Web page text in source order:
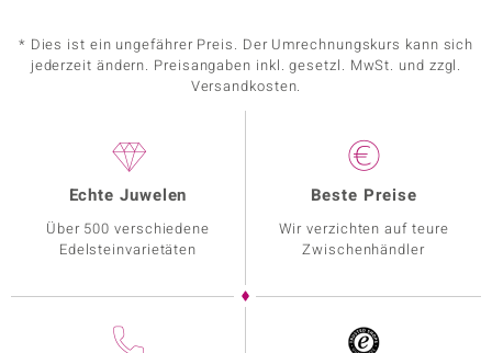
* Dies ist ein ungefährer Preis. Der Umrechnungskurs kann sich
jederzeit ändern. Preisangaben inkl. gesetzl. MwSt. und zzgl.
Versandkosten.
Echte Juwelen
Über 500 verschiedene
Edelsteinvarietäten
Beste Preise
Wir verzichten auf teure
Zwischenhändler